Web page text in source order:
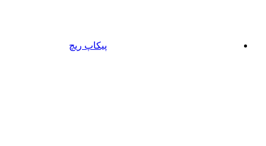
پیکاپ ریچ